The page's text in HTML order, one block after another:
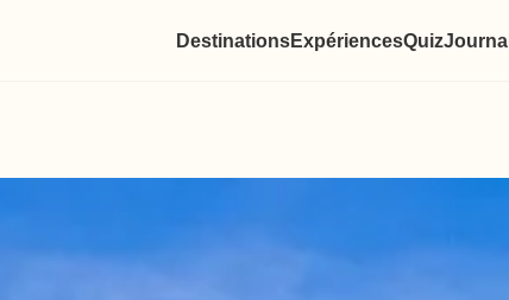
DestinationsExpériencesQuizJournal